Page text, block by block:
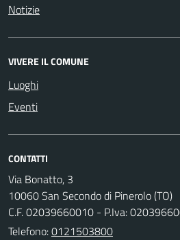
Notizie
VIVERE IL COMUNE
Luoghi
Eventi
CONTATTI
Via Bonatto, 3
10060 San Secondo di Pinerolo (TO)
C.F. 02039660010 - P.Iva:
Telefono:0121503800